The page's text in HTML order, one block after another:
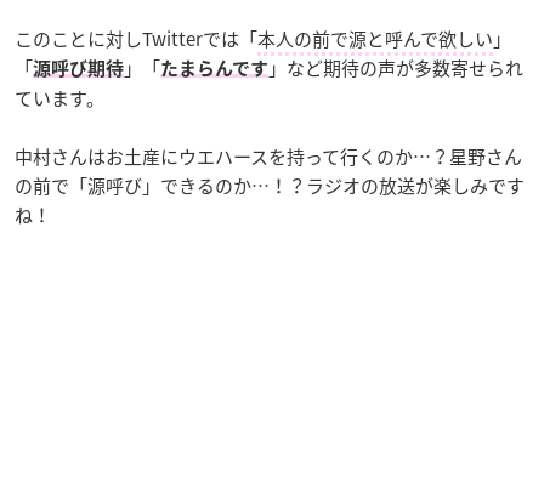
このことに対しTwitterでは「本人の前で源と呼んで欲しい 」
「源呼び期待 」「たまらんです 」など期待の声が多数寄せられ
ています。
中村さんはお土産にウエハースを持って行くのか…？星野さん
の前で「源呼び」できるのか…！？ラジオの放送が楽しみです
ね！